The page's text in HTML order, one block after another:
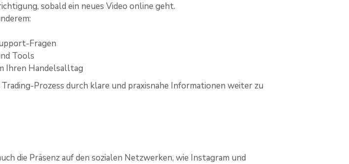
sobald ein neues Video online geht.
Fragen
Tools
Ihren Handelsalltag
Prozess durch klare und praxisnahe Informationen weiter zu
die Präsenz auf den sozialen Netzwerken, wie Instagram und